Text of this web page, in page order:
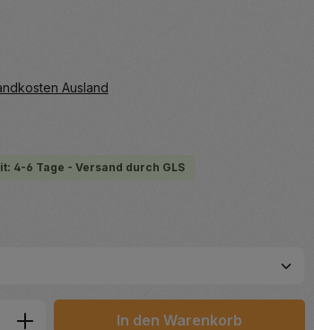
Ausland
4-6 Tage - Versand durch GLS
Gib den gewünschten Wert
In den Warenkorb